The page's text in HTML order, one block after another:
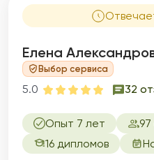
Елена
Выбор сервиса
5.0 32
Опыт 7 лет
16 дипломов